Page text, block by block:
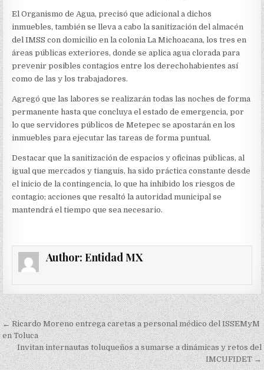
El Organismo de Agua, precisó que adicional a dichos
inmuebles, también se lleva a cabo la sanitización del almacén
del IMSS con domicilio en la colonia La Michoacana, los tres en
áreas públicas exteriores, donde se aplica agua clorada para
prevenir posibles contagios entre los derechohabientes así
como de las y los trabajadores.
Agregó que las labores se realizarán todas las noches de forma
permanente hasta que concluya el estado de emergencia, por
lo que servidores públicos de Metepec se apostarán en los
inmuebles para ejecutar las tareas de forma puntual.
Destacar que la sanitización de espacios y oficinas públicas, al
igual que mercados y tianguis, ha sido práctica constante desde
el inicio de la contingencia, lo que ha inhibido los riesgos de
contagio; acciones que resaltó la autoridad municipal se
mantendrá el tiempo que sea necesario.
Author: Entidad MX
Navegación
de
entradas
← Ricardo Moreno entrega caretas a personal médico del ISSEMyM
en Toluca
Invitan internautas toluqueños a sumarse a dinámicas y retos del
IMCUFIDET →